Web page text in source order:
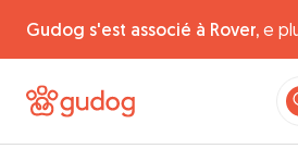
Gudog s'est associé à Rover, e